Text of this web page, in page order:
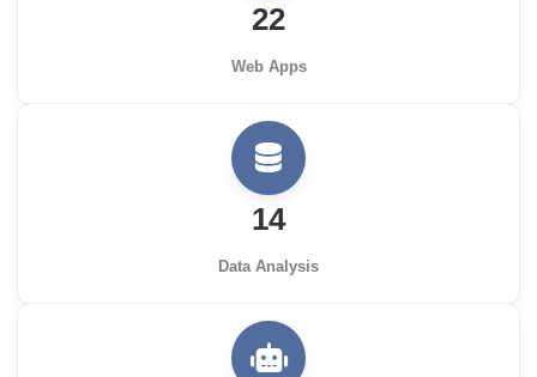
22
Web Apps
14
Data Analysis